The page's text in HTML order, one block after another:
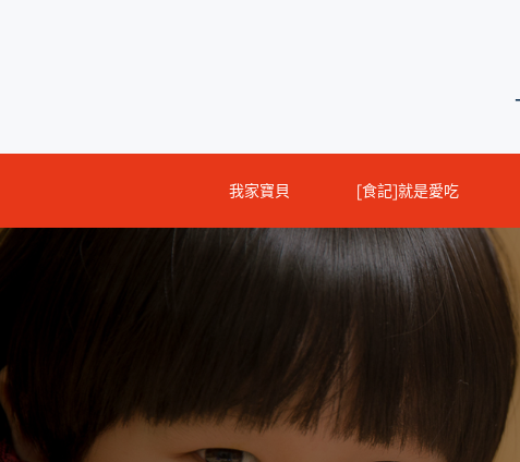
我家寶貝 [食記]就是愛吃